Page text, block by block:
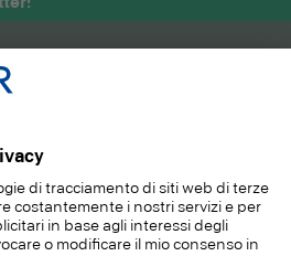
SERVIZIO
CONTATTO